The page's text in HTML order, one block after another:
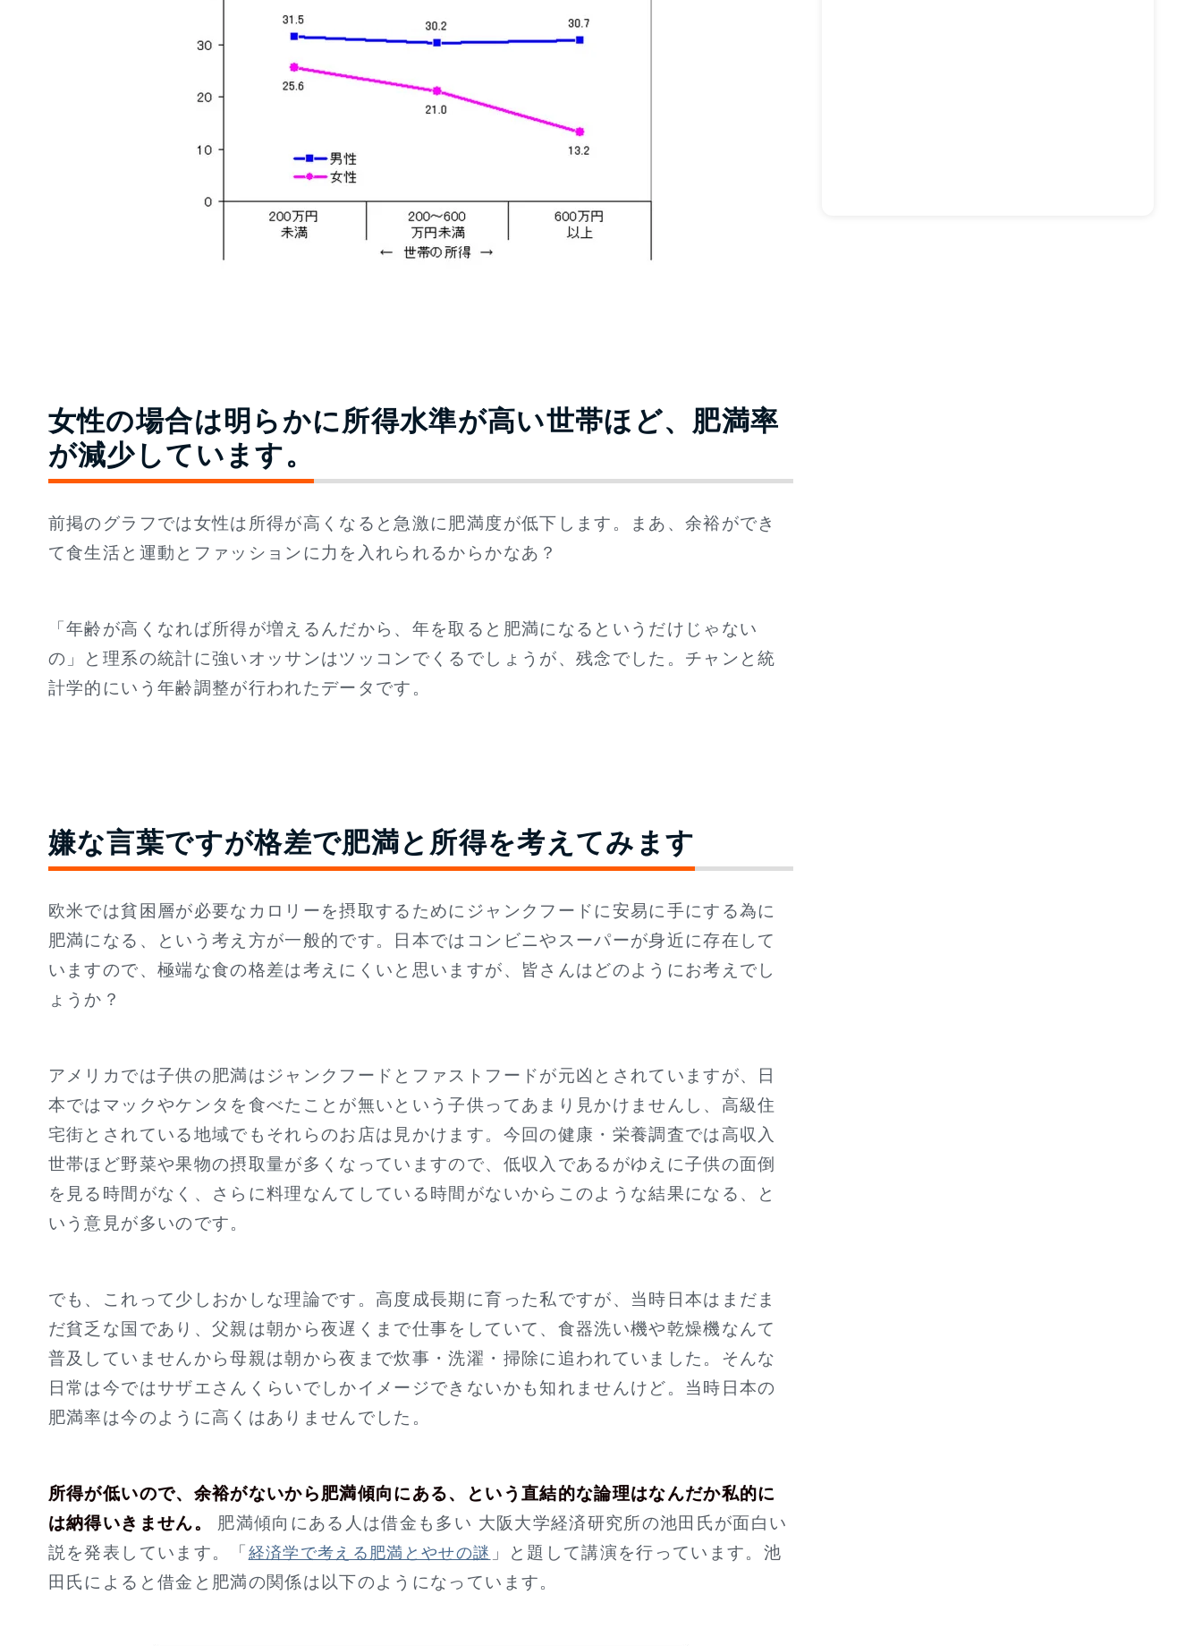
女性の場合は明らかに所得水準が高い世帯ほど、肥満率
が減少しています。
前掲のグラフでは女性は所得が高くなると急激に肥満度が低下します。まあ、余裕ができ
て食生活と運動とファッションに力を入れられるからかなあ？
「年齢が高くなれば所得が増えるんだから、年を取ると肥満になるというだけじゃない
の」と理系の統計に強いオッサンはツッコンでくるでしょうが、残念でした。チャンと統
計学的にいう年齢調整が行われたデータです。
嫌な言葉ですが格差で肥満と所得を考えてみます
欧米では貧困層が必要なカロリーを摂取するためにジャンクフードに安易に手にする為に
肥満になる、という考え方が一般的です。日本ではコンビニやスーパーが身近に存在して
いますので、極端な食の格差は考えにくいと思いますが、皆さんはどのようにお考えでし
ょうか？
アメリカでは子供の肥満はジャンクフードとファストフードが元凶とされていますが、日
本ではマックやケンタを食べたことが無いという子供ってあまり見かけませんし、高級住
宅街とされている地域でもそれらのお店は見かけます。今回の健康・栄養調査では高収入
世帯ほど野菜や果物の摂取量が多くなっていますので、低収入であるがゆえに子供の面倒
を見る時間がなく、さらに料理なんてしている時間がないからこのような結果になる、と
いう意見が多いのです。
でも、これって少しおかしな理論です。高度成長期に育った私ですが、当時日本はまだま
だ貧乏な国であり、父親は朝から夜遅くまで仕事をしていて、食器洗い機や乾燥機なんて
普及していませんから母親は朝から夜まで炊事・洗濯・掃除に追われていました。そんな
日常は今ではサザエさんくらいでしかイメージできないかも知れませんけど。当時日本の
肥満率は今のように高くはありませんでした。
所得が低いので、余裕がないから肥満傾向にある、という直結的な論理はなんだか私的に
は納得いきません。
肥満傾向にある人は借金も多い 大阪大学経済研究所の池田氏が面白い
説を発表しています。「経済学で考える肥満とやせの謎 」と題して講演を行っています。池
田氏によると借金と肥満の関係は以下のようになっています。